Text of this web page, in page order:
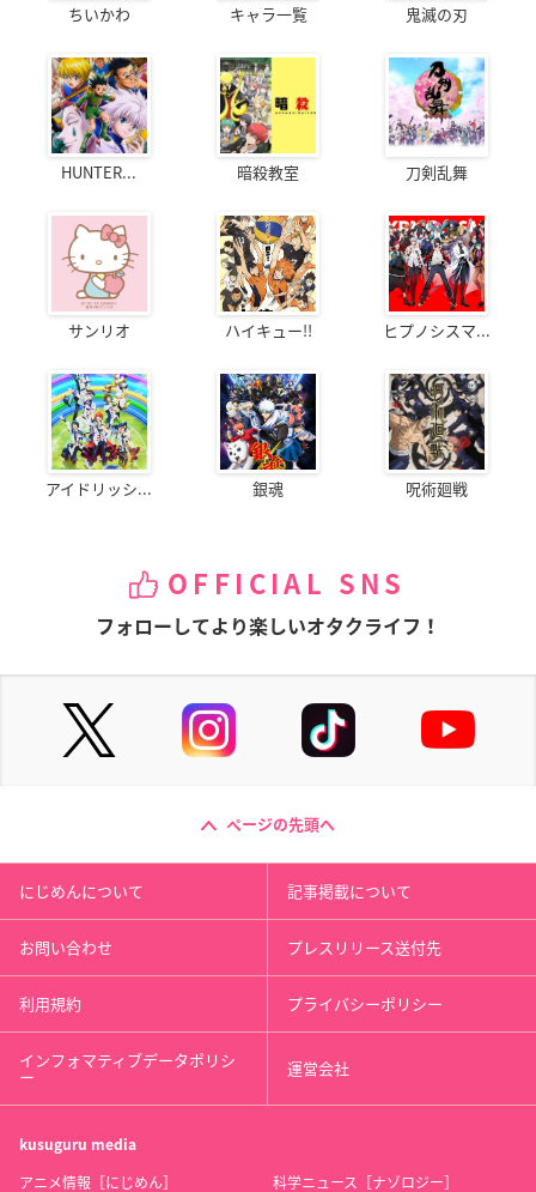
ちいかわ キャラ一覧 鬼滅の刃
HUNTER... 暗殺教室 刀剣乱舞
サンリオ ハイキュー!! ヒプノシスマ...
アイドリッシ... 銀魂 呪術廻戦
OFFICIAL SNS
フォローしてより楽しいオタクライフ！
ページの先頭へ
にじめんについて 記事掲載について
お問い合わせ プレスリリース送付先
利用規約 プライバシーポリシー
インフォマティブデータポリシ
ー 運営会社
kusuguru media
アニメ情報［にじめん］ 科学ニュース［ナゾロジー］